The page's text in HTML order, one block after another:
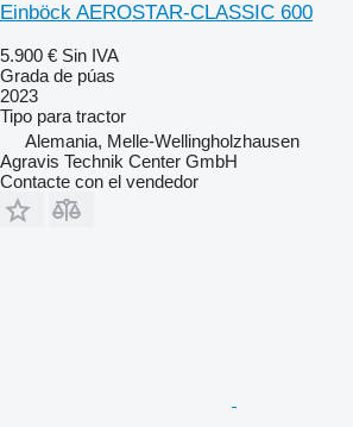
Einböck AEROSTAR-CLASSIC 600
5.900 € Sin IVA
Grada de púas
2023
Tipo para tractor
Alemania, Melle-Wellingholzhausen
Agravis Technik Center GmbH
Contacte con el vendedor